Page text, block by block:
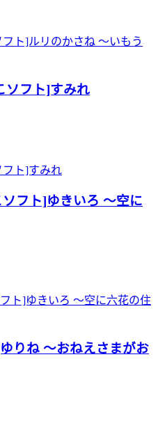
ソフト]すみれ
フト]ゆきいろ ～空に
りね ～おねえさまがお